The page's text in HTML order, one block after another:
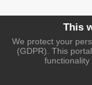
This
We protect your
(GDPR). This
functionality